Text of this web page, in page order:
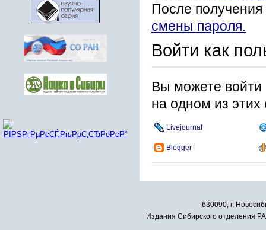
После
смены пароля.
Войти как
Вы можете войти
на одном из этих
Livejournal
Blogger
630090, г.
Издания Сибирского отделения